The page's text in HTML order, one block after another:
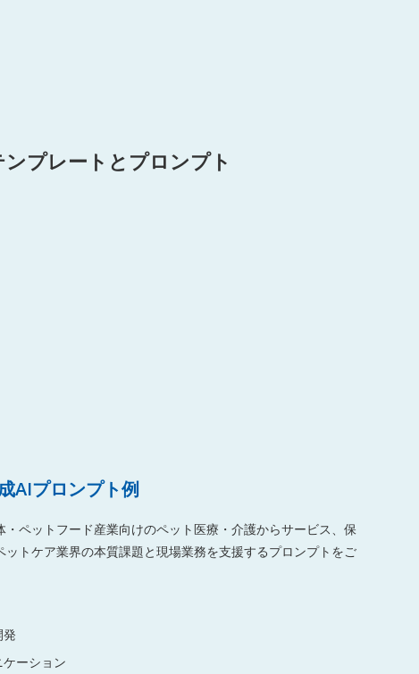
プレートとプロンプト
AIプロンプト例
ペットフード産業向けのペット医療・介護からサービス、保
トケア業界の本質課題と現場業務を支援するプロンプトをご
ーション